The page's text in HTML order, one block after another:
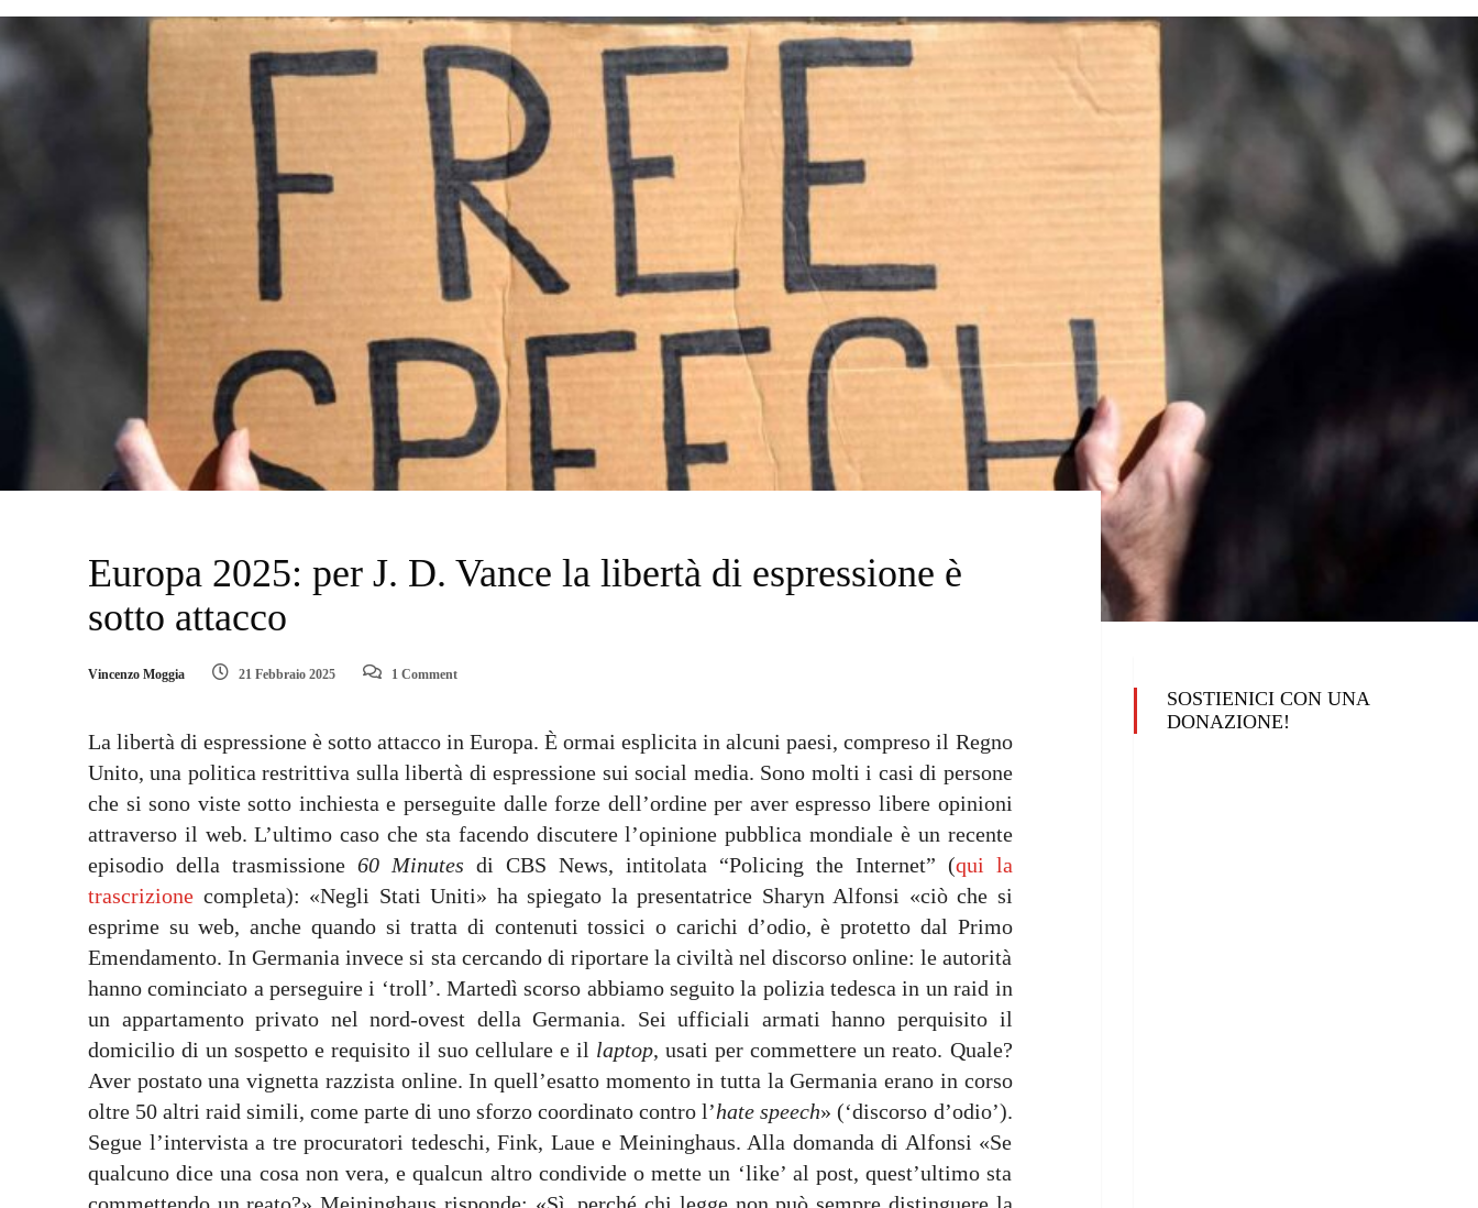
Europa 2025: per J. D. Vance la libertà di espressione è
sotto attacco
Vincenzo Moggia 21 Febbraio 2025 1 Comment
La libertà di espressione è sotto attacco in Europa. È ormai esplicita in alcuni paesi, compreso il Regno
Unito, una politica restrittiva sulla libertà di espressione sui social media. Sono molti i casi di persone
che si sono viste sotto inchiesta e perseguite dalle forze dell’ordine per aver espresso libere opinioni
attraverso il web. L’ultimo caso che sta facendo discutere l’opinione pubblica mondiale è un recente
episodio della trasmissione 60 Minutes di CBS News, intitolata “Policing the Internet” (qui la
trascrizione completa): «Negli Stati Uniti» ha spiegato la presentatrice Sharyn Alfonsi «ciò che si
esprime su web, anche quando si tratta di contenuti tossici o carichi d’odio, è protetto dal Primo
Emendamento. In Germania invece si sta cercando di riportare la civiltà nel discorso online: le autorità
hanno cominciato a perseguire i ‘troll’. Martedì scorso abbiamo seguito la polizia tedesca in un raid in
un appartamento privato nel nord-ovest della Germania. Sei ufficiali armati hanno perquisito il
domicilio di un sospetto e requisito il suo cellulare e il laptop, usati per commettere un reato. Quale?
Aver postato una vignetta razzista online. In quell’esatto momento in tutta la Germania erano in corso
oltre 50 altri raid simili, come parte di uno sforzo coordinato contro l’hate speech» (‘discorso d’odio’).
Segue l’intervista a tre procuratori tedeschi, Fink, Laue e Meininghaus. Alla domanda di Alfonsi «Se
qualcuno dice una cosa non vera, e qualcun altro condivide o mette un ‘like’ al post, quest’ultimo sta
SOSTIENICI CON UNA
DONAZIONE!